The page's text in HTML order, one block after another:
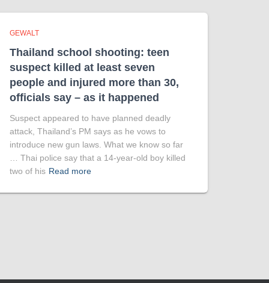
GEWALT
Thailand school shooting: teen
suspect killed at least seven
people and injured more than 30,
officials say – as it happened
Suspect appeared to have planned deadly
attack, Thailand’s PM says as he vows to
introduce new gun laws. What we know so far
… Thai police say that a 14-year-old boy killed
two of his Read more